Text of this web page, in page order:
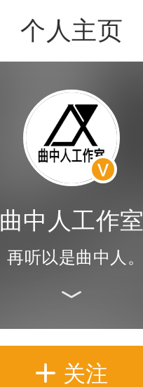
个人主页
曲中人工作室
关注